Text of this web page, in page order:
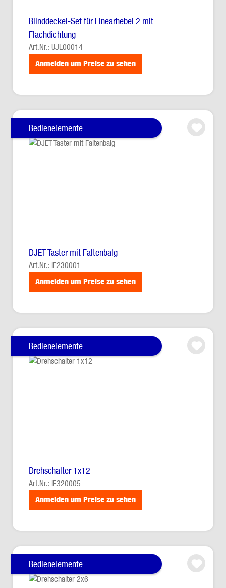
Blinddeckel-Set für Linearhebel 2 mit
Flachdichtung
Art.Nr.: UJL00014
Anmelden um Preise zu sehen
Bedienelemente
DJET Taster mit Faltenbalg
Art.Nr.: IE230001
Anmelden um Preise zu sehen
Bedienelemente
Drehschalter 1x12
Art.Nr.: IE320005
Anmelden um Preise zu sehen
Bedienelemente